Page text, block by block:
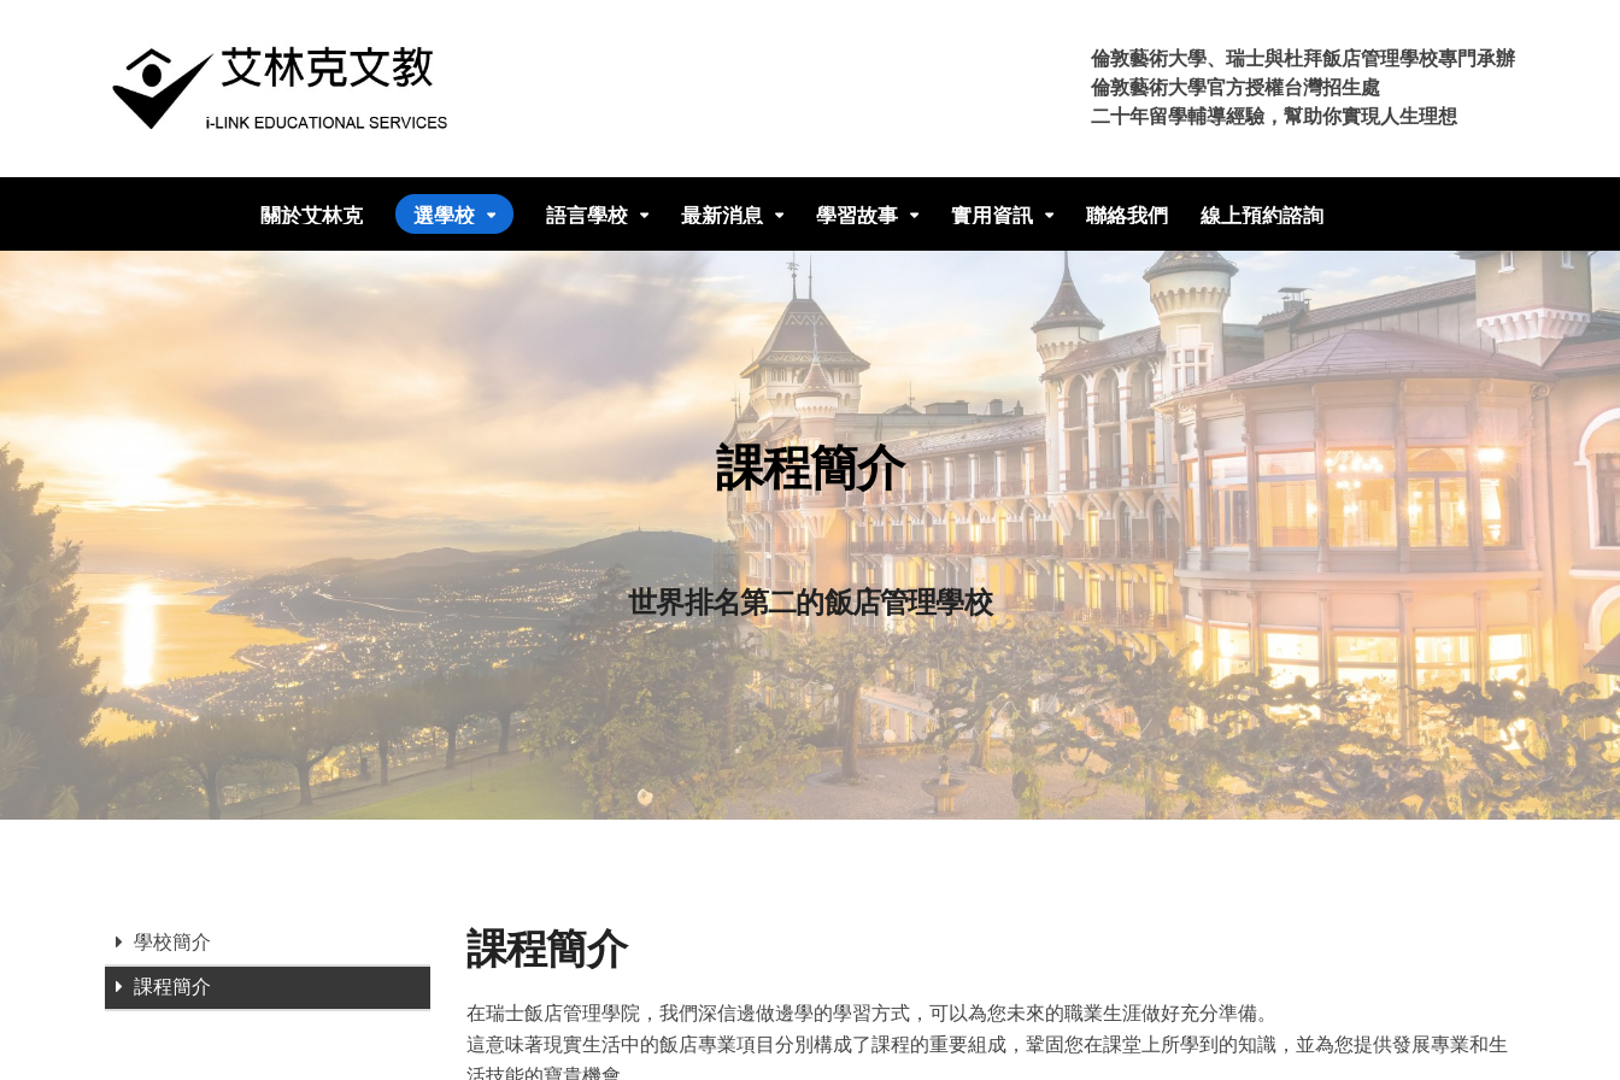
倫敦藝術大學、瑞士與杜拜飯店管理學校專門承辦
倫敦藝術大學官方授權台灣招生處
二十年留學輔導經驗，幫助你實現人生理想
關於艾林克 選學校 語言學校 最新消息 學習故事 實用資訊 聯絡我們 線上預約諮詢
課程簡介
世界排名第二的飯店管理學校
學校簡介
課程簡介
課程簡介
在瑞士飯店管理學院，我們深信邊做邊學的學習方式，可以為您未來的職業生涯做好充分準備。
這意味著現實生活中的飯店專業項目分別構成了課程的重要組成，鞏固您在課堂上所學到的知識，並為您提供發展專業和生
活技能的寶貴機會。